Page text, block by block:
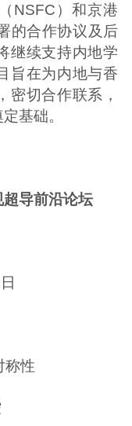
NSFC）和京港
的合作协议及后
继续支持内地学
旨在为内地与香
密切合作联系，
基础。
超导前沿论坛
称性